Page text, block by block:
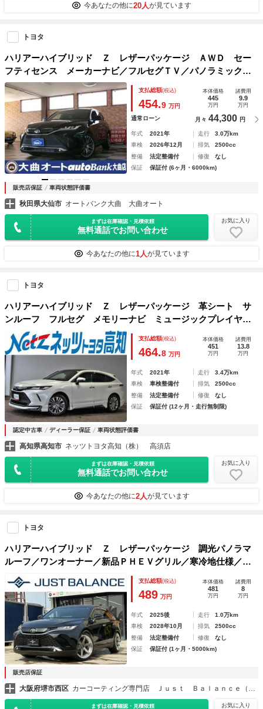
今あなたの他に20人が見ています
トヨタ
ハリアーハイブリッド Ｚ レザーパッケージ ＡＷＤ セー
フティセンス メーカーナビ／フルセグＴＶ／パノラミックビ
ューモニター ＪＢＬサウンド レイズＨＯＭＵＲＡ２０イン
チＡＷ 黒革シートベンチレーション 修復歴無し ワンオー
ナー車
支払総額(税込)
454.9 万円
本体価格
445
万円
諸費用
9.9
万円
通常ローン 月々 44,300 円
年式 2021年 走行
3.0万km
車検
2026年12月 排気
2500cc
整備
法定整備付 修復
なし
保証
保証付 (6ヶ月・6000km)
販売店保証 車両状態評価書
秋田県大仙市 オートバンク大曲 大曲オート
まずは在庫確認・見積依頼
無料通話でお問い合わせ
お気に入り
今あなたの他に1人が見ています
トヨタ
ハリアーハイブリッド Ｚ レザーパッケージ 革シート サ
ンルーフ フルセグ メモリーナビ ミュージックプレイヤー
接続可 バックカメラ 衝突被害軽減システム ＥＴＣ ドラ
レコ ＬＥＤヘッドランプ ワンオーナー フルエアロ 記録
簿
支払総額(税込)
464.8 万円
本体価格
451
万円
諸費用
13.8
万円
年式 2021年 走行
3.4万km
車検
車検整備付 排気
2500cc
整備
法定整備付 修復
なし
保証
保証付 (12ヶ月・走行無制限)
認定中古車 ディーラー保証 車両状態評価書
高知県高知市 ネッツトヨタ高知（株） 高須店
まずは在庫確認・見積依頼
無料通話でお問い合わせ
お気に入り
今あなたの他に2人が見ています
トヨタ
ハリアーハイブリッド Ｚ レザーパッケージ 調光パノラマ
ルーフ／ワンオーナー／新品ＰＨＥＶグリル／寒冷地仕様／Ｊ
ＢＬ／全周囲カメラ／録画機能デジタルミラー／スペアタイヤ
／置く充電／ＴＥＩＮ車高調／ＷＯＲＫジースト２１インチ／
ヘッドアップ／ＢＳＭ
支払総額(税込)
489 万円
本体価格
481
万円
諸費用
8
万円
年式 2025後 走行
1.0万km
車検
2028年10月 排気
2500cc
整備
法定整備付 修復
なし
保証
保証付 (1ヶ月・5000km)
販売店保証
大阪府堺市西区 カーコーティング専門店 Ｊｕｓｔ Ｂａｌａｎｃｅ（ジャストバランス）
まずは在庫確認・見積依頼 お気に入り